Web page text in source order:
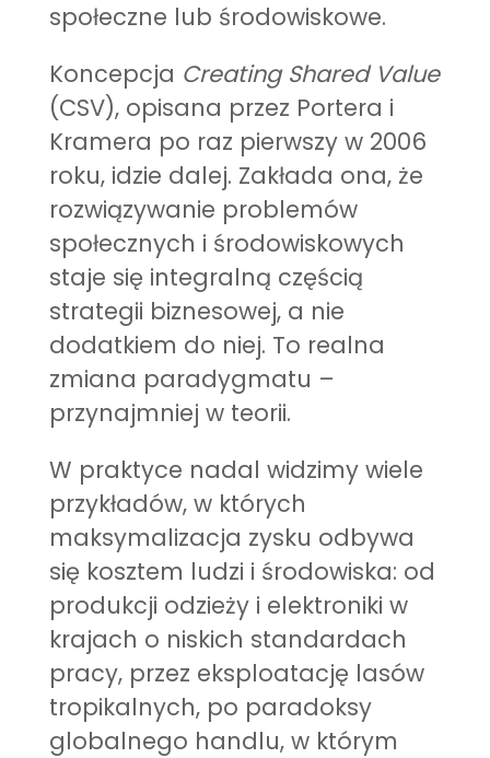
społeczne lub środowiskowe.
Koncepcja Creating Shared Value
(CSV), opisana przez Portera i
Kramera po raz pierwszy w 2006
roku, idzie dalej. Zakłada ona, że
rozwiązywanie problemów
społecznych i środowiskowych
staje się integralną częścią
strategii biznesowej, a nie
dodatkiem do niej. To realna
zmiana paradygmatu –
przynajmniej w teorii.
W praktyce nadal widzimy wiele
przykładów, w których
maksymalizacja zysku odbywa
się kosztem ludzi i środowiska: od
produkcji odzieży i elektroniki w
krajach o niskich standardach
pracy, przez eksploatację lasów
tropikalnych, po paradoksy
globalnego handlu, w którym